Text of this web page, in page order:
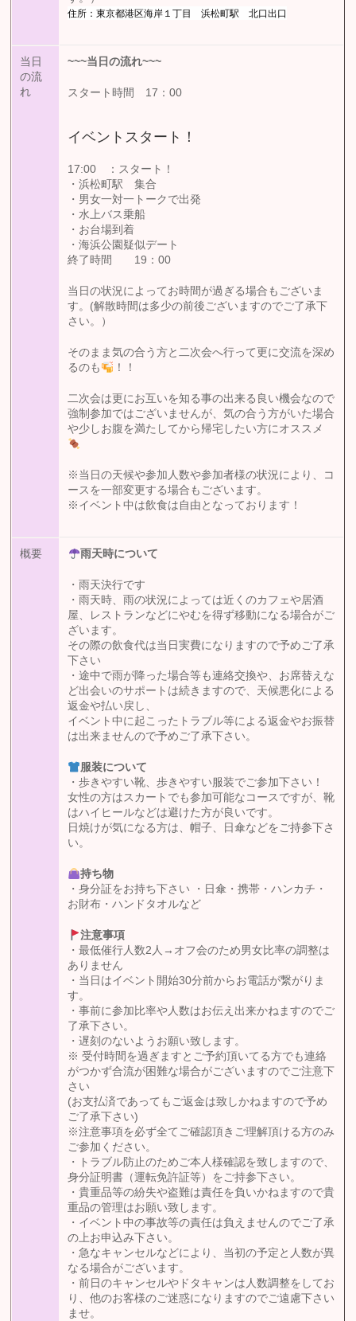
住所：東京都港区海岸１丁目 浜松町駅 北口出口
当日
の流
れ
~~~当日の流れ~~~
スタート時間 17：00
イベントスタート！
17:00 ：スタート！
・浜松町駅 集合
・男女一対一トークで出発
・水上バス乗船
・お台場到着
・海浜公園疑似デート
終了時間 19：00
当日の状況によってお時間が過ぎる場合もございま
す。(解散時間は多少の前後ございますのでご了承下
さい。）
そのまま気の合う方と二次会へ行って更に交流を深め
るのも
！！
二次会は更にお互いを知る事の出来る良い機会なので
強制参加ではございませんが、気の合う方がいた場合
や少しお腹を満たしてから帰宅したい方にオススメ
※当日の天候や参加人数や参加者様の状況により、コ
ースを一部変更する場合もございます。
※イベント中は飲食は自由となっております！
概要 雨天時について
・雨天決行です
・雨天時、雨の状況によっては近くのカフェや居酒
屋、レストランなどにやむを得ず移動になる場合がご
ざいます。
その際の飲食代は当日実費になりますので予めご了承
下さい
・途中で雨が降った場合等も連絡交換や、お席替えな
ど出会いのサポートは続きますので、天候悪化による
返金や払い戻し、
イベント中に起こったトラブル等による返金やお振替
は出来ませんので予めご了承下さい。
服装について
・歩きやすい靴、歩きやすい服装でご参加下さい！
女性の方はスカートでも参加可能なコースですが、靴
はハイヒールなどは避けた方が良いです。
日焼けが気になる方は、帽子、日傘などをご持参下さ
い。
持ち物
・身分証をお持ち下さい ・日傘・携帯・ハンカチ・
お財布・ハンドタオルなど
注意事項
・最低催行人数2人→オフ会のため男女比率の調整は
ありません
・当日はイベント開始30分前からお電話が繋がりま
す。
・事前に参加比率や人数はお伝え出来かねますのでご
了承下さい。
・遅刻のないようお願い致します。
※ 受付時間を過ぎますとご予約頂いてる方でも連絡
がつかず合流が困難な場合がございますのでご注意下
さい
(お支払済であってもご返金は致しかねますので予め
ご了承下さい)
※注意事項を必ず全てご確認頂きご理解頂ける方のみ
ご参加ください。
・トラブル防止のためご本人様確認を致しますので、
身分証明書（運転免許証等）をご持参下さい。
・貴重品等の紛失や盗難は責任を負いかねますので貴
重品の管理はお願い致します。
・イベント中の事故等の責任は負えませんのでご了承
の上お申込み下さい。
・急なキャンセルなどにより、当初の予定と人数が異
なる場合がございます。
・前日のキャンセルやドタキャンは人数調整をしてお
り、他のお客様のご迷惑になりますのでご遠慮下さい
ませ。